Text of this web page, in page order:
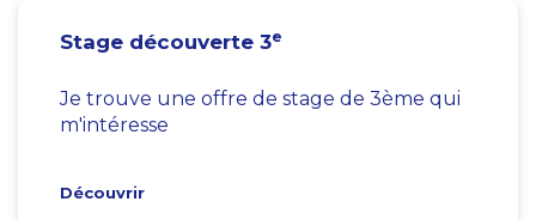
Stage découverte 3e
Je trouve une offre de stage de 3ème qui
m'intéresse
Découvrir